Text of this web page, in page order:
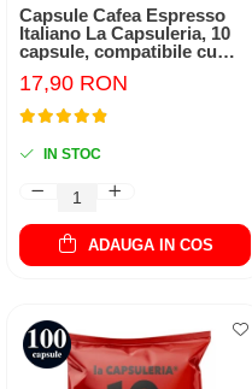
Capsule Cafea Espresso
Italiano La Capsuleria, 10
capsule, compatibile cu
17,90 RON
IN STOC
ADAUGA IN COS